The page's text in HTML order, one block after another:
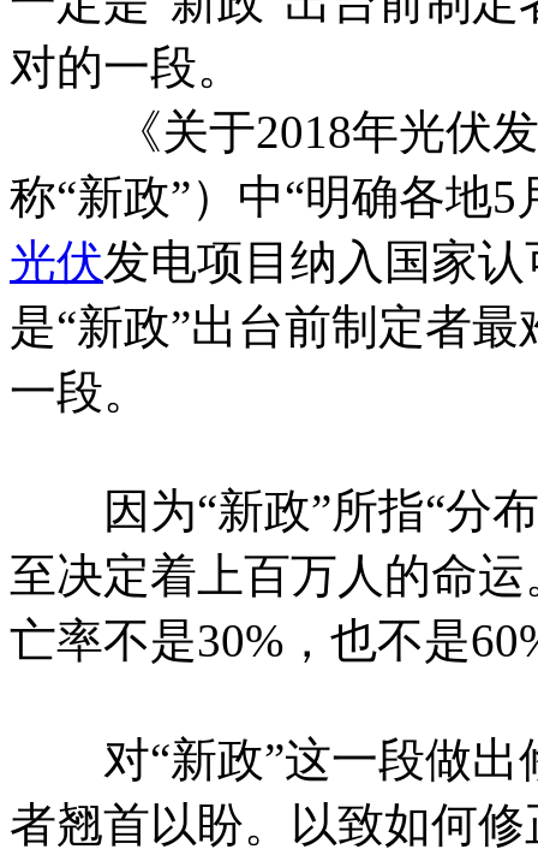
对的一段。
《关于2018年光伏发
称“新政”）中“明确各地
光伏发电项目纳入国家
是“新政”出台前制定者
一段。
因为“新政”所指“分布
至决定着上百万人的命
亡率不是30%，也不是
对“新政”这一段做出
者翘首以盼。以致如何